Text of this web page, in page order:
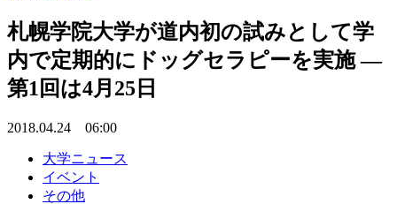
札幌学院大学が道内初の試みとして学
内で定期的にドッグセラピーを実施 —
第1回は4月25日
2018.04.24 06:00
大学ニュース
イベント
その他